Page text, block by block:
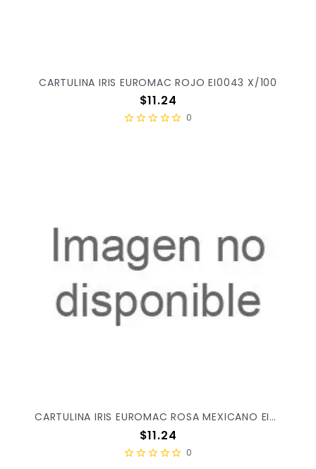
CARTULINA IRIS EUROMAC ROJO EI0043 X/100
Precio
$11.24
0
CARTULINA IRIS EUROMAC ROSA MEXICANO EI0044 X/100
Precio
$11.24
0